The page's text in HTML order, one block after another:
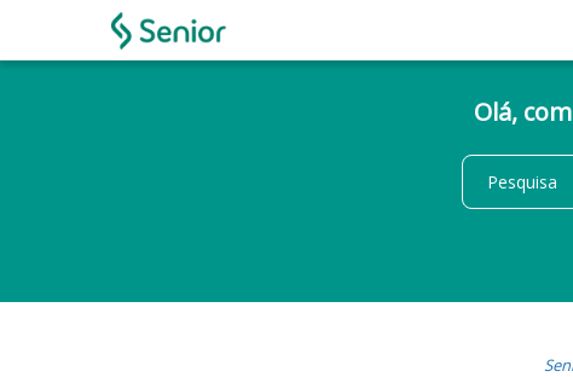
Olá,